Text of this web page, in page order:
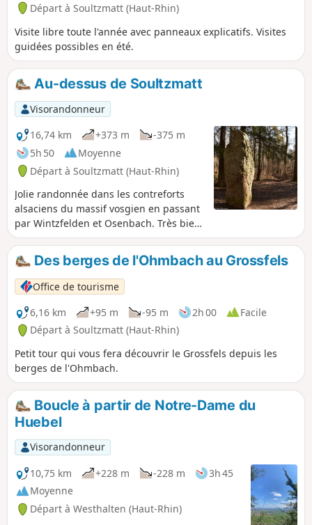
Départ à Soultzmatt (Haut-Rhin)
Visite libre toute l'année avec panneaux explicatifs. Visites
guidées possibles en été.
Au-dessus de Soultzmatt
Visorandonneur
16,74 km
+373 m
-375 m
5h 50
Moyenne
Départ à Soultzmatt (Haut-Rhin)
Jolie randonnée dans les contreforts
alsaciens du massif vosgien en passant
par Wintzfelden et Osenbach. Très bien
balisée par le club vosgien.
Des berges de l'Ohmbach au Grossfels
Office de tourisme
6,16 km
+95 m -95 m 2h 00
Facile
Départ à Soultzmatt (Haut-Rhin)
Petit tour qui vous fera découvrir le Grossfels depuis les
berges de l'Ohmbach.
Boucle à partir de Notre-Dame du
Huebel
Visorandonneur
10,75 km
+228 m -228 m
3h 45
Moyenne
Départ à Westhalten (Haut-Rhin)